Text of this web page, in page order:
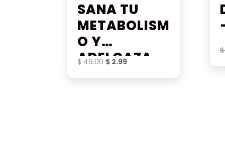
SANA TU
METABOLISM
O Y
ADELGAZA
$49.00 El
$ 2.99El
$